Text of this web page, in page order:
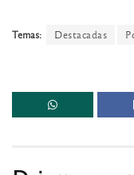
Temas: Destacadas